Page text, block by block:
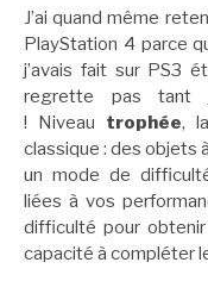
J’ai quand même
PlayStation 4 parce
j’avais fait sur PS3
regrette pas tant
! Niveau trophée,
classique : des objets
un mode de
liées à vos
difficulté pour
capacité à compléter